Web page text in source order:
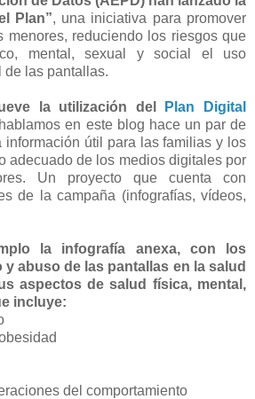
Plan”, una iniciativa para promover
menores, reduciendo los riesgos que
mental, sexual y social el uso
de las pantallas.
la utilización del
Plan Digital
en este blog hace un par de
información útil para las familias y los
adecuado de los medios digitales por
Un proyecto que cuenta con
de la campaña (infografías, vídeos,
la infografía anexa, con los
abuso de las pantallas en la salud
aspectos de salud física, mental,
incluye:
del comportamiento